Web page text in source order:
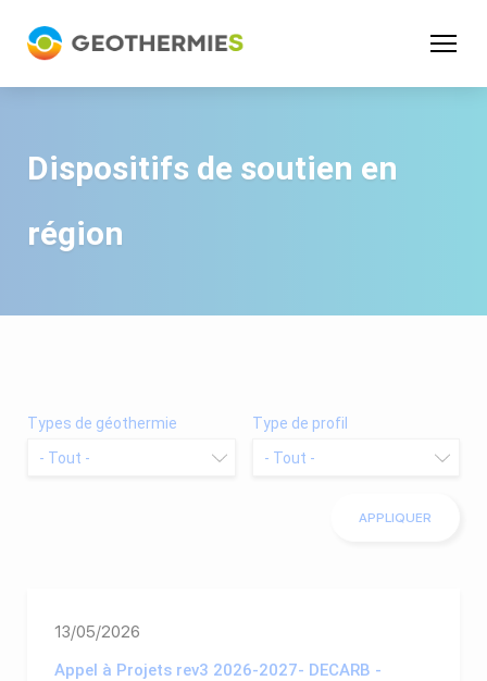
Dispositifs de soutien en
région
Types de géothermie Type de profil
13/05/2026
Appel à Projets rev3 2026-2027- DECARB -